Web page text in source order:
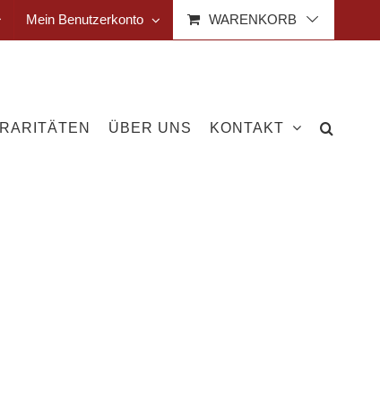
Mein Benutzerkonto WARENKORB
RARITÄTEN ÜBER UNS KONTAKT